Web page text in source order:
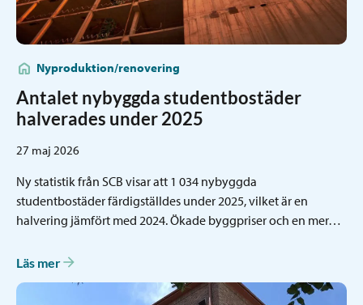
Nyproduktion/renovering
Antalet nybyggda studentbostäder
halverades under 2025
27 maj 2026
Ny statistik från SCB visar att 1 034 nybyggda
studentbostäder färdigställdes under 2025, vilket är en
halvering jämfört med 2024. Ökade byggpriser och en mer…
Läs mer